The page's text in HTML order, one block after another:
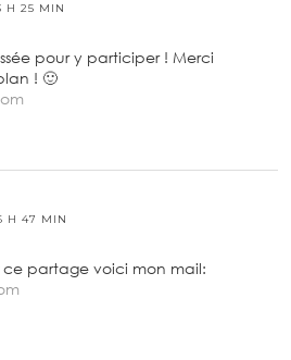
H 25 MIN
pour y participer ! Merci
! 🙂
H 47 MIN
partage voici mon mail: